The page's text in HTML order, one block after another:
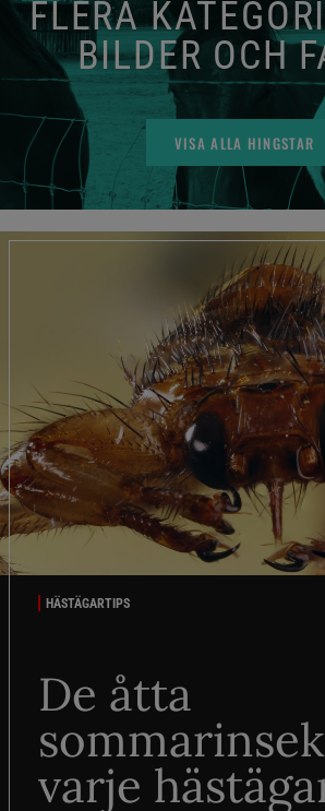
FLERA
BILDER OCH
VISA ALLA HINGSTAR
HÄSTÄGARTIPS
De åtta
varje